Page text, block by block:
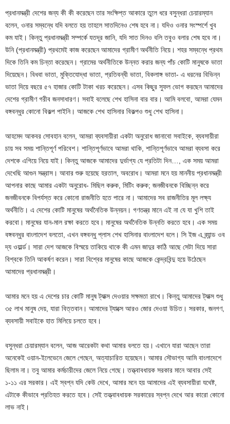
প্রধানমন্ত্রী দেশের জন্য কী কী করেছেন তার সংক্ষিপ্ত আকারে তুলে ধরে বসুন্ধরা চেয়ারম্যান
বলেন, ওনার সম্বন্ধে যদি বলতে হয় তাহলে সাতদিনেও শেষ হবে না। যদিও ওনার সংস্পর্শে খুব
কম যাই। কিন্তু প্রধানমন্ত্রী সম্পর্কে যতদূর জানি, যদি সাত দিনও বলি তবুও বলার শেষ হবে না।
উনি (প্রধানমন্ত্রী) প্রথমেই কাজ করেছেন আমাদের গ্রামীণ অর্থনীতি নিয়ে। শহর সম্বন্ধে প্রথম
দিকে তিনি কম চিন্তা করেছেন। গ্রামের অর্থনীতিকে উন্নত করার জন্য পাঁচ কোটি মানুষকে ভাতা
দিয়েছেন। বিধবা ভাতা, মুক্তিযোদ্ধা ভাতা, প্রতিবন্ধী ভাতা, বিকলাঙ্গ ভাতা- এ ধরনের বিভিন্ন
ভাতা দিয়ে বছরে ৫৭ হাজার কোটি টাকা খরচ করেছেন। এসব কিছুর সুফল ভোগ করছেন আমাদের
দেশের গ্রামীণ গরীব জনসাধারণ। সবাই বলেছে শেখ হাসিনা বার বার। আমি বলবো, আমরা যেমন
বঙ্গবন্ধুর কোনো বিকল্প পাইনি। আজকে শেখ হাসিনার বিকল্পও শুধু শেখ হাসিনা।
আহমেদ আকবর সোবহান বলেন, আমরা ব্যবসায়ীরা একটা অনুরোধ জানাবো সবাইকে, ব্যবসায়ীরা
চায় সব সময় শান্তিপূর্ণ পরিবেশ। শান্তিপূর্ণভাবে আমরা থাকি, শান্তিপূর্ণভাবে আমরা ব্যবসা করে
দেশকে এগিয়ে নিয়ে যাই। কিন্তু আজকে আমাদের দুর্ভাগ্য যে প্রতিটা দিন…, এক সময় আমরা
দেখেছি আগুন সন্ত্রাস। আবার শুরু হয়েছে হরতাল, অবরোধ। আমরা মনে হয় মাননীয় প্রধানমন্ত্রী
আপনার কাছে আমার একটা অনুরোধ- মিছিল করুক, মিটিং করুক; জনজীবনকে বিচ্ছিন্ন করে
জনজীবনকে বিপর্যস্ত করে কোনো রাজনীতি হতে পারে না। আমাদের সব রাজনীতির মূল লক্ষ্য
অর্থনীতি। এ দেশের কোটি মানুষের অর্থনৈতিক উন্নয়ন। গণতন্ত্র মানে এই না যে যা খুশি তাই
করবো। মানুষের যান-মাল রক্ষা করতে হবে। মানুষের অর্থনৈতিক উন্নতি করতে হবে। এক সময়
বঙ্গবন্ধুর বাংলাদেশ বলতো, এখন বঙ্গবন্ধু প্লাস শেখ হাসিনার বাংলাদেশ বলে। সি ইজ এ ব্র্যান্ড ওব
দ্য ওয়ার্ল্ড। সারা দেশ আজকে বিস্ময়ে তাকিয়ে থাকে কী এমন জাদুর কাঠি আছে সেটা দিয়ে সারা
বিশ্বকে তিনি আকর্ষণ করেন। সারা বিশ্বের মানুষের কাছে আজকে কেন্দ্রবিন্দু হয়ে উঠেছেন
আমাদের প্রধানমন্ত্রী।
আমার মনে হয় এ দেশের চার কোটি মানুষ ট্যাক্স দেওয়ার সক্ষমতা রাখে। কিন্তু আমাদের ট্যাক্স শুধু
৩৫ লাখ মানুষ দেয়, যারা বিত্তবান। আমাদের ট্যাক্সে আরও জোর দেওয়া উচিত। সরকার, জনগণ,
ব্যবসায়ী সবাইকে হাত মিলিয়ে চলতে হবে।
বসুন্ধরা চেয়ারম্যান বলেন, আজ আরেকটা কথা আমার বলতে হয়। এখানে যারা আছেন তারা
অনেকেই ওয়ান-ইলেভেনে জেলে গেছেন, অত্যাচারিত হয়েছেন। আমার সৌভাগ্য আমি বাংলাদেশে
ছিলাম না। তবু আমার কর্মচারীদের জেলে নিয়ে গেছে। তত্ত্বাবধায়ক সরকার মানে আবার সেই
১-১১ এর সরকার। এই স্বপ্ন যদি কেউ দেখে, আমার মনে হয় আমাদের এই ব্যবসায়ীরা যথেষ্ট,
এটাকে কীভাবে প্রতিহত করতে হবে। সেই তত্ত্বাবধায়ক সরকারের স্বপ্ন দেখে আর কারো কোনো
লাভ নাই।